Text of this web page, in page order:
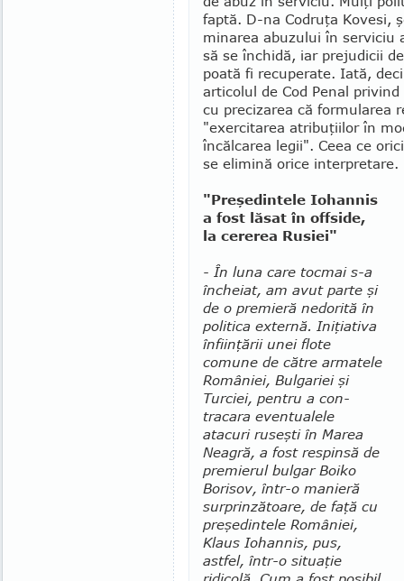
faptă. D-na Codruţa Kovesi,
minarea abuzului în serviciu
să se închidă, iar prejudicii
poată fi recuperate. Iată,
ar­ti­colul de Cod Penal
cu precizarea că formularea
"exercitarea atribuţiilor în
încălcarea legii". Ceea ce
se elimină orice interpretare.
"Preşedintele Iohannis
a fost lăsat în offside,
la cererea Rusiei"
- În luna care tocmai s-a
încheiat, am avut parte şi
de o premieră nedorită în
politica externă. Ini­ţiativa
înfiinţării unei flote
comune de către ar­matele
României, Bulgariei şi
Turciei, pentru a con­
tracara eventualele
atacuri ruseşti în Marea
Nea­gră, a fost respinsă de
premierul bulgar Boiko
Bo­risov, într-o manieră
surprinzătoare, de faţă cu
pre­şedintele României,
Klaus Iohannis, pus,
astfel, în­tr-o situaţie